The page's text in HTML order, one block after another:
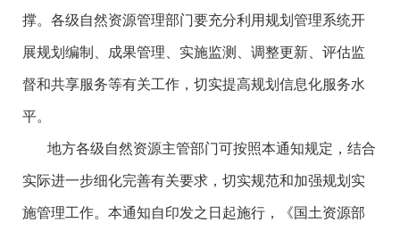
撑。各级自然资源管理部门要充分利用规划管理系统开
展规划编制、成果管理、实施监测、调整更新、评估监
督和共享服务等有关工作，切实提高规划信息化服务水
平。
地方各级自然资源主管部门可按照本通知规定，结合
实际进一步细化完善有关要求，切实规范和加强规划实
施管理工作。本通知自印发之日起施行，《国土资源部